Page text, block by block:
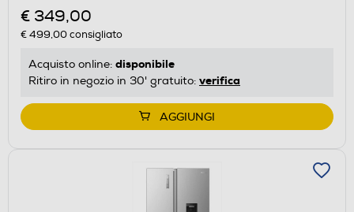
€ 349,00
€ 499,00consigliato
Acquisto online: disponibile
Ritiro in negozio in 30' gratuito: verifica
AGGIUNGI